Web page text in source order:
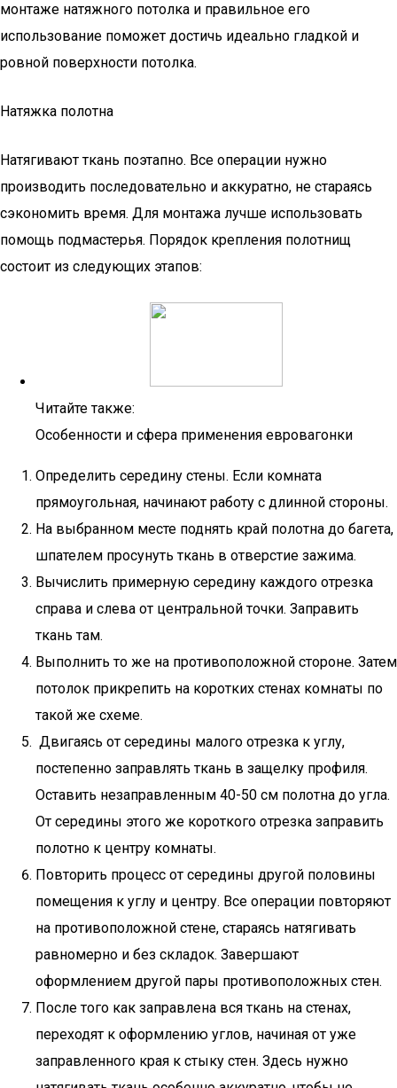
монтаже натяжного потолка и правильное его
использование поможет достичь идеально гладкой и
ровной поверхности потолка.
Натяжка полотна
Натягивают ткань поэтапно. Все операции нужно
производить последовательно и аккуратно, не стараясь
сэкономить время. Для монтажа лучше использовать
помощь подмастерья. Порядок крепления полотнищ
состоит из следующих этапов:
Читайте также:
Особенности и сфера применения евровагонки
Определить середину стены. Если комната
прямоугольная, начинают работу с длинной стороны.
На выбранном месте поднять край полотна до багета,
шпателем просунуть ткань в отверстие зажима.
Вычислить примерную середину каждого отрезка
справа и слева от центральной точки. Заправить
ткань там.
Выполнить то же на противоположной стороне. Затем
потолок прикрепить на коротких стенах комнаты по
такой же схеме.
Двигаясь от середины малого отрезка к углу,
постепенно заправлять ткань в защелку профиля.
Оставить незаправленным 40-50 см полотна до угла.
От середины этого же короткого отрезка заправить
полотно к центру комнаты.
Повторить процесс от середины другой половины
помещения к углу и центру. Все операции повторяют
на противоположной стене, стараясь натягивать
равномерно и без складок. Завершают
оформлением другой пары противоположных стен.
После того как заправлена вся ткань на стенах,
переходят к оформлению углов, начиная от уже
заправленного края к стыку стен. Здесь нужно